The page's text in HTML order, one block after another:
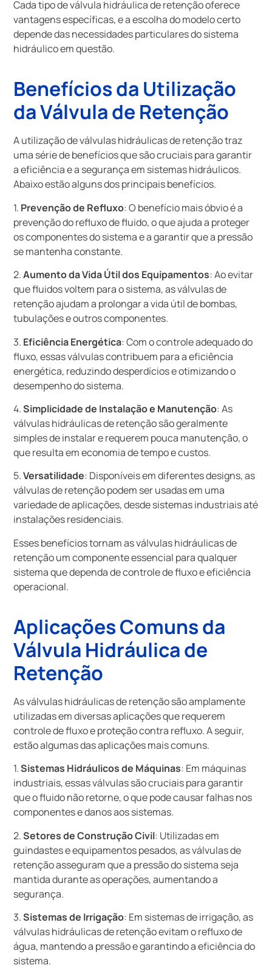
Cada tipo de válvula hidráulica de retenção oferece
vantagens específicas, e a escolha do modelo certo
depende das necessidades particulares do sistema
hidráulico em questão.
Benefícios da Utilização
da Válvula de Retenção
A utilização de válvulas hidráulicas de retenção traz
uma série de benefícios que são cruciais para garantir
a eficiência e a segurança em sistemas hidráulicos.
Abaixo estão alguns dos principais benefícios.
1. Prevenção de Refluxo: O benefício mais óbvio é a
prevenção do refluxo de fluido, o que ajuda a proteger
os componentes do sistema e a garantir que a pressão
se mantenha constante.
2.Aumento da Vida Útil dos Equipamentos: Ao evitar
que fluidos voltem para o sistema, as válvulas de
retenção ajudam a prolongar a vida útil de bombas,
tubulações e outros componentes.
3. Eficiência Energética: Com o controle adequado do
fluxo, essas válvulas contribuem para a eficiência
energética, reduzindo desperdícios e otimizando o
desempenho do sistema.
4.Simplicidade de Instalação e Manutenção: As
válvulas hidráulicas de retenção são geralmente
simples de instalar e requerem pouca manutenção, o
que resulta em economia de tempo e custos.
5.Versatilidade: Disponíveis em diferentes designs, as
válvulas de retenção podem ser usadas em uma
variedade de aplicações, desde sistemas industriais até
instalações residenciais.
Esses benefícios tornam as válvulas hidráulicas de
retenção um componente essencial para qualquer
sistema que dependa de controle de fluxo e eficiência
operacional.
Aplicações Comuns da
Válvula Hidráulica de
Retenção
As válvulas hidráulicas de retenção são amplamente
utilizadas em diversas aplicações que requerem
controle de fluxo e proteção contra refluxo. A seguir,
estão algumas das aplicações mais comuns.
1.Sistemas Hidráulicos de Máquinas: Em máquinas
industriais, essas válvulas são cruciais para garantir
que o fluido não retorne, o que pode causar falhas nos
componentes e danos aos sistemas.
2.Setores de Construção Civil: Utilizadas em
guindastes e equipamentos pesados, as válvulas de
retenção asseguram que a pressão do sistema seja
mantida durante as operações, aumentando a
segurança.
3.Sistemas de Irrigação: Em sistemas de irrigação, as
válvulas hidráulicas de retenção evitam o refluxo de
água, mantendo a pressão e garantindo a eficiência do
sistema.